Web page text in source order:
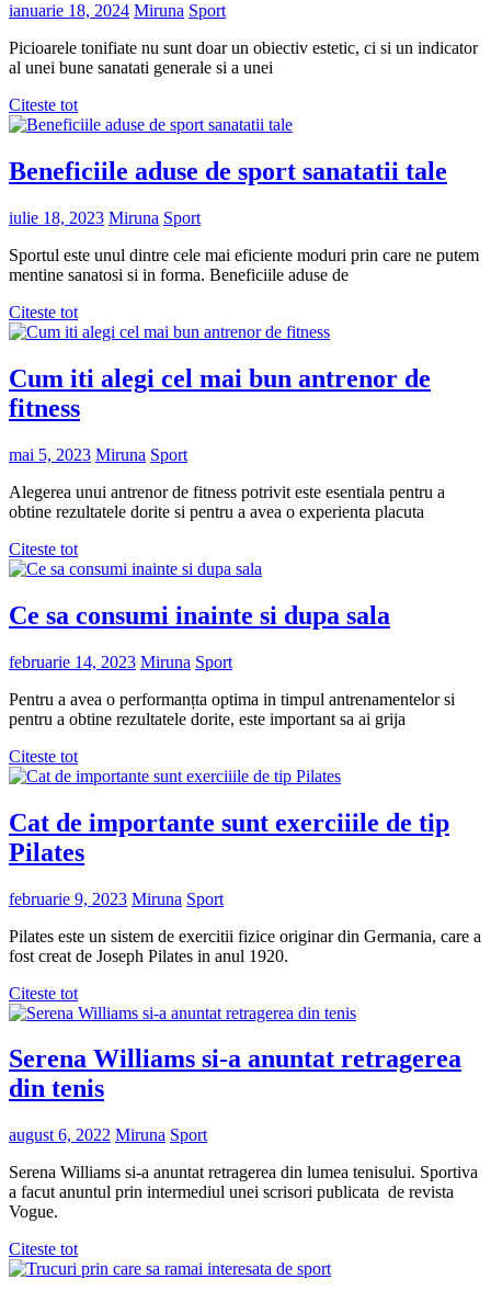
ianuarie 18, 2024 Miruna Sport
Picioarele tonifiate nu sunt doar un obiectiv estetic, ci si un indicator
al unei bune sanatati generale si a unei
Citeste tot
Beneficiile aduse de sport sanatatii tale
iulie 18, 2023 Miruna Sport
Sportul este unul dintre cele mai eficiente moduri prin care ne putem
mentine sanatosi si in forma. Beneficiile aduse de
Citeste tot
Cum iti alegi cel mai bun antrenor de
fitness
mai 5, 2023 Miruna Sport
Alegerea unui antrenor de fitness potrivit este esentiala pentru a
obtine rezultatele dorite si pentru a avea o experienta placuta
Citeste tot
Ce sa consumi inainte si dupa sala
februarie 14, 2023 Miruna Sport
Pentru a avea o performanțta optima in timpul antrenamentelor si
pentru a obtine rezultatele dorite, este important sa ai grija
Citeste tot
Cat de importante sunt exerciiile de tip
Pilates
februarie 9, 2023 Miruna Sport
Pilates este un sistem de exercitii fizice originar din Germania, care a
fost creat de Joseph Pilates in anul 1920.
Citeste tot
Serena Williams si-a anuntat retragerea
din tenis
august 6, 2022 Miruna Sport
Serena Williams si-a anuntat retragerea din lumea tenisului. Sportiva
a facut anuntul prin intermediul unei scrisori publicata de revista
Vogue.
Citeste tot